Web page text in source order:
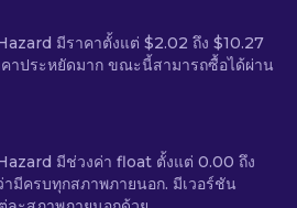
มีราคาตั้งแต่ $2.02 ถึง $10.27
าประหยัดมาก ขณะนี้สามารถซื้อได้ผ่าน
มีช่วงค่า float ตั้งแต่ 0.00 ถึง
มีครบทุกสภาพภายนอก. มีเวอร์ชัน